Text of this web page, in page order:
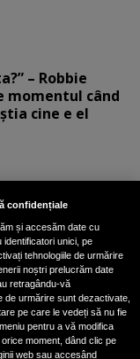
– Robbie
momentul când
cine e el
solistul trupei
arătat talentul
în Franţa
de agresiune
Detalii șocante
confidențiale
și accesăm date cu
unici, pe
tehnologiile de urmărire
noștri prelucrăm date
retragându-vă
de urmărire sunt dezactivate,
pe care le vedeți să nu fie
pentru a vă modifica
moment, dând clic pe
web sau accesând